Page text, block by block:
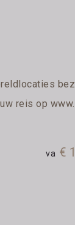
reis op
va €